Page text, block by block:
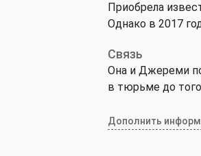
Приобрела
Однако в 2017
Связь
Она и Джереми
в тюрьме до
Дополнить